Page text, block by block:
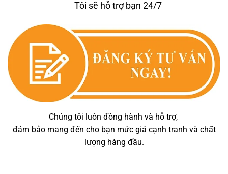
Tôi sẽ hỗ trợ bạn 24/7
Chúng tôi luôn đồng hành và hỗ trợ,
đảm bảo mang đến cho bạn mức giá cạnh tranh và chất
lượng hàng đầu.